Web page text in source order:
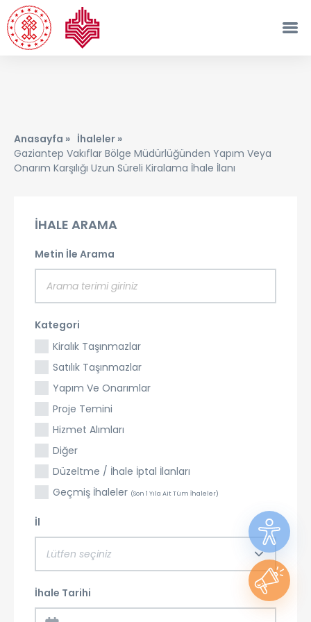
Anasayfa » İhaleler »
Gaziantep Vakıflar Bölge Müdürlüğünden Yapım Veya
Onarım Karşılığı Uzun Süreli Kiralama İhale İlanı
İHALE ARAMA
Metin İle Arama
Kategori
Kiralık Taşınmazlar
Satılık Taşınmazlar
Yapım Ve Onarımlar
Proje Temini
Hizmet Alımları
Diğer
Düzeltme / İhale İptal İlanları
Geçmiş İhaleler (Son 1 Yıla Ait Tüm İhaleler)
İl
Lütfen seçiniz
İhale Tarihi